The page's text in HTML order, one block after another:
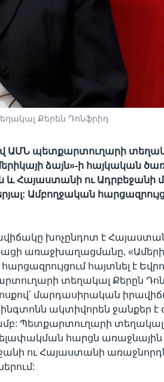
Քերեն Դոնֆրիդ
ԱՄՆ պետքարտուղարի
ձայն»-ի հայկական
և Հայաստանի ու Ադրբեջանի
Ամբողջական
խոչընդոտ է
առաջխաղացմանը,
հայտնել է
տեղակալ Քերըն
մարդասիրական
ակտիվորեն ջանքեր է
Պետքարտուղարի
հարցն առաջնային
ու Հայաստանի